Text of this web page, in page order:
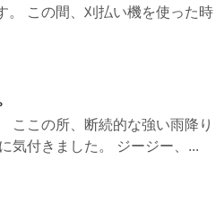
。 この間、刈払い機を使った時
ここの所、断続的な強い雨降り
気付きました。 ジージー、...